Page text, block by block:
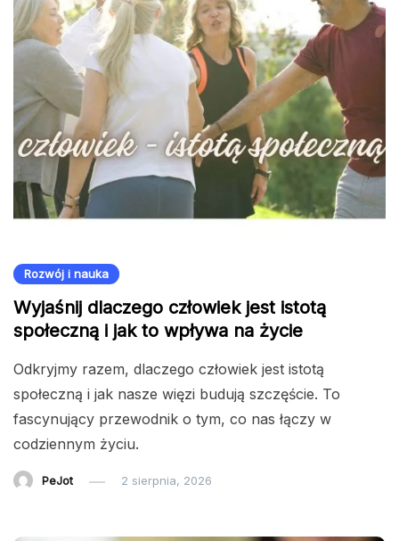
Rozwój i nauka
Wyjaśnij dlaczego człowiek jest istotą
społeczną i jak to wpływa na życie
Odkryjmy razem, dlaczego człowiek jest istotą
społeczną i jak nasze więzi budują szczęście. To
fascynujący przewodnik o tym, co nas łączy w
codziennym życiu.
PeJot 2 sierpnia, 2026